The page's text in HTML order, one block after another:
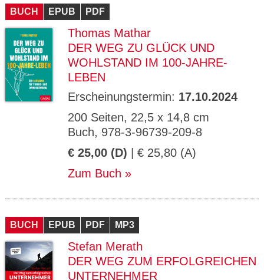
BUCH EPUB PDF
Thomas Mathar
DER WEG ZU GLÜCK UND
WOHLSTAND IM 100-JAHRE-
LEBEN
Erscheinungstermin: 17.10.2024
200 Seiten, 22,5 x 14,8 cm
Buch, 978-3-96739-209-8
€ 25,00 (D) | € 25,80 (A)
Zum Buch
BUCH EPUB PDF MP3
Stefan Merath
DER WEG ZUM ERFOLGREICHEN
UNTERNEHMER